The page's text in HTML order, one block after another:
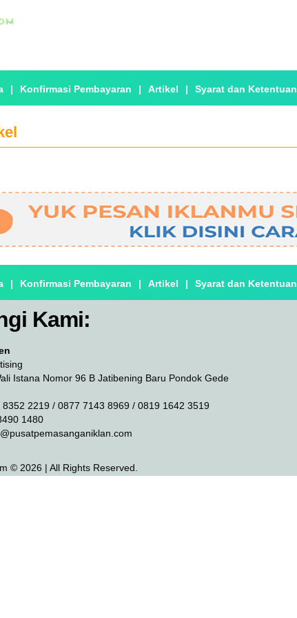
| Konfirmasi Pembayaran | Artikel | Syarat dan Ketentuan
| Konfirmasi Pembayaran | Artikel | Syarat dan Ketentuan
Kami:
Istana Nomor 96 B Jatibening Baru Pondok Gede
8352 2219 / 0877 7143 8969 / 0819 1642 3519
1480
© 2026 | All Rights Reserved.